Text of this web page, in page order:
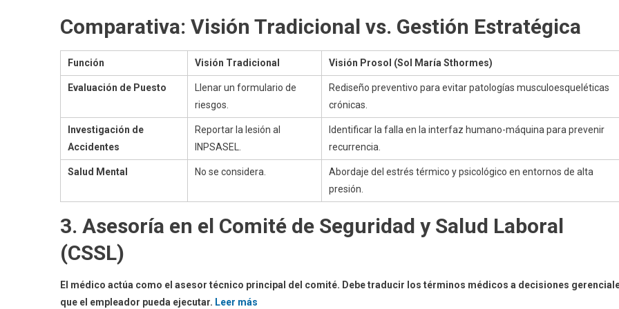
Comparativa: Visión Tradicional vs. Gestión Estratégica
Función Visión Tradicional Visión Prosol (Sol María Sthormes)
Evaluación de Puesto
Llenar un formulario de
riesgos.
Rediseño preventivo para evitar patologías musculoesqueléticas
crónicas.
Investigación de
Accidentes
Reportar la lesión al
INPSASEL.
Identificar la falla en la interfaz humano-máquina para prevenir
recurrencia.
Salud Mental No se considera.
Abordaje del estrés térmico y psicológico en entornos de alta
presión.
3. Asesoría en el Comité de Seguridad y Salud Laboral
(CSSL)
El médico actúa como el asesor técnico principal del comité. Debe traducir los términos médicos a decisiones
que el empleador pueda ejecutar. Leer más